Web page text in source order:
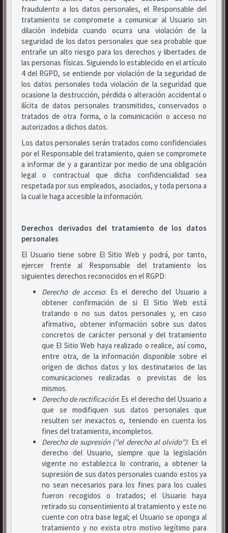
fraudulento a los datos personales, el Responsable del
tratamiento se compromete a comunicar al Usuario sin
dilación indebida cuando ocurra una violación de la
seguridad de los datos personales que sea probable que
entrañe un alto riesgo para los derechos y libertades de
las personas físicas. Siguiendo lo establecido en el artículo
4 del RGPD, se entiende por violación de la seguridad de
los datos personales toda violación de la seguridad que
ocasione la destrucción, pérdida o alteración accidental o
ilícita de datos personales transmitidos, conservados o
tratados de otra forma, o la comunicación o acceso no
autorizados a dichos datos.
Los datos personales serán tratados como confidenciales
por el Responsable del tratamiento, quien se compromete
a informar de y a garantizar por medio de una obligación
legal o contractual que dicha confidencialidad sea
respetada por sus empleados, asociados, y toda persona a
la cual le haga accesible la información.
Derechos derivados del tratamiento de los datos
personales
El Usuario tiene sobre El Sitio Web y podrá, por tanto,
ejercer frente al Responsable del tratamiento los
siguientes derechos reconocidos en el RGPD:
Derecho de acceso: Es el derecho del Usuario a
obtener confirmación de si El Sitio Web está
tratando o no sus datos personales y, en caso
afirmativo, obtener información sobre sus datos
concretos de carácter personal y del tratamiento
que El Sitio Web haya realizado o realice, así como,
entre otra, de la información disponible sobre el
origen de dichos datos y los destinatarios de las
comunicaciones realizadas o previstas de los
mismos.
Derecho de rectificación: Es el derecho del Usuario a
que se modifiquen sus datos personales que
resulten ser inexactos o, teniendo en cuenta los
fines del tratamiento, incompletos.
Derecho de supresión ("el derecho al olvido"): Es el
derecho del Usuario, siempre que la legislación
vigente no establezca lo contrario, a obtener la
supresión de sus datos personales cuando estos ya
no sean necesarios para los fines para los cuales
fueron recogidos o tratados; el Usuario haya
retirado su consentimiento al tratamiento y este no
cuente con otra base legal; el Usuario se oponga al
tratamiento y no exista otro motivo legítimo para